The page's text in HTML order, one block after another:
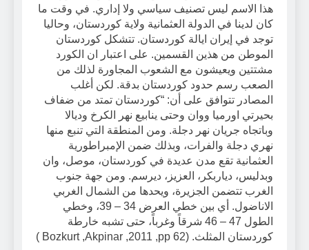
هذا الاسم ليس تصنيف سياسي ولا إداري. في وقت ما
كان لدينا في الدولة العثمانية ولاية كوردستان، وحاليا
توجد في إيران ايالة كوردستان. تتشكل كوردستان
الموطن من هذين القسمين. على اعتبار ان الكورد
مشتتين ويعيشون مع الشعوب المجاورة لذلك من
الصعب رسم حدود كوردستان بدقة. لكن أغلب
المصادر تتوافق على أن: “كوردستان تمتد من ضفاف
بحيرتي اورميا ووان وحتى ينابيع نهر الكرخ وديالا
وباتجاه جريان نهر دجلة. ومن المنطقة التي تنبع منها
نهري دجلة والفرات، وبذلك ضمن الإمبراطورية
العثمانية تقع مدن عديدة في كوردستان، موصل، وان
وبدليس، دياربكر، العزيز، ديرسم. ومن جهة جنوب
الغرب تتضمن الجزيرة، ويحدها من الشمال الغربي
الاناضول. أي بين خطي العرض 34 – 39، وخطي
الطول 47 – 46 شرقاً وغرباً، حتى تشبه خارطة
كوردستان المثلث. (Bozkurt ,Akpinar ,2011 ,pp 62 )